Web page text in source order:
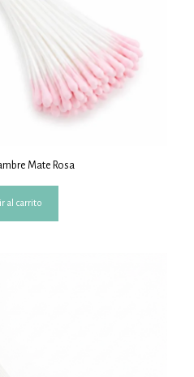
Mate Rosa
al carrito